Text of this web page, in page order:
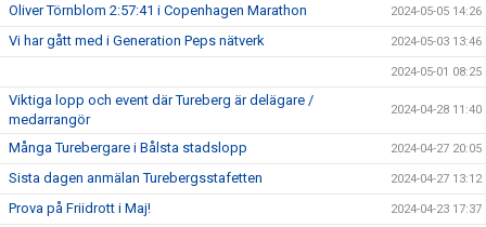
Oliver Törnblom 2:57:41 i Copenhagen Marathon 2024-05-05 14:26
Vi har gått med i Generation Peps nätverk 2024-05-03 13:46
2024-05-01 08:25
Viktiga lopp och event där Tureberg är delägare /
medarrangör
2024-04-28 11:40
Många Turebergare i Bålsta stadslopp 2024-04-27 20:05
Sista dagen anmälan Turebergsstafetten 2024-04-27 13:12
Prova på Friidrott i Maj! 2024-04-23 17:37